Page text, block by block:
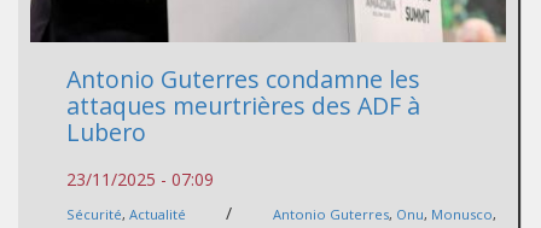
Antonio Guterres condamne les
attaques meurtrières des ADF à
Lubero
23/11/2025 - 07:09
Sécurité, Actualité / Antonio Guterres, Onu, Monusco,